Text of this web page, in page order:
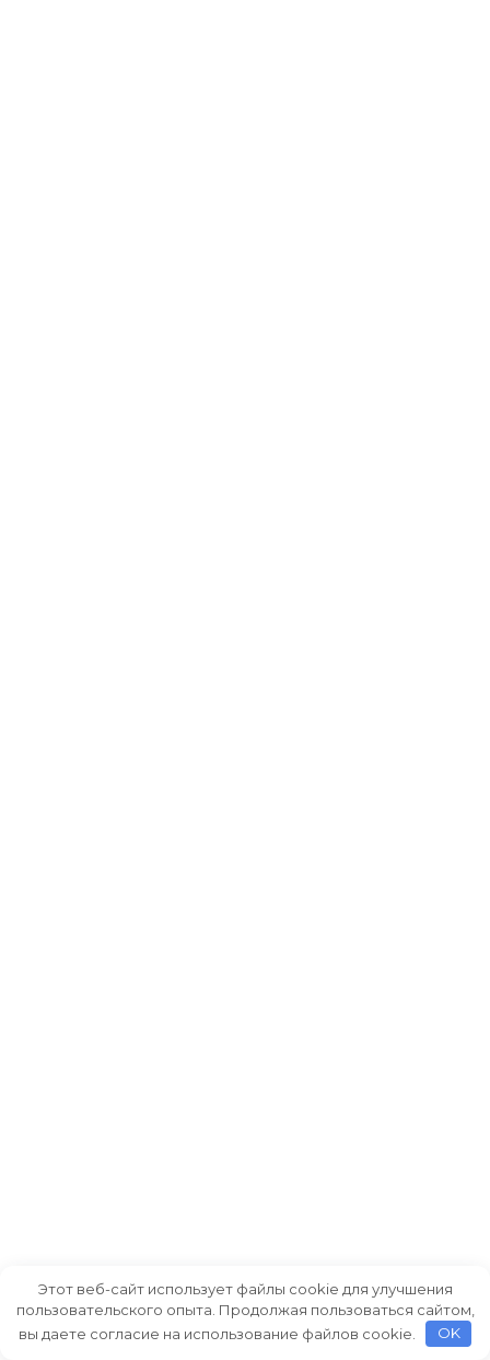
Этот веб-сайт использует файлы cookie для улучшения
пользовательского опыта. Продолжая пользоваться сайтом,
вы даете согласие на использование файлов cookie.
OK